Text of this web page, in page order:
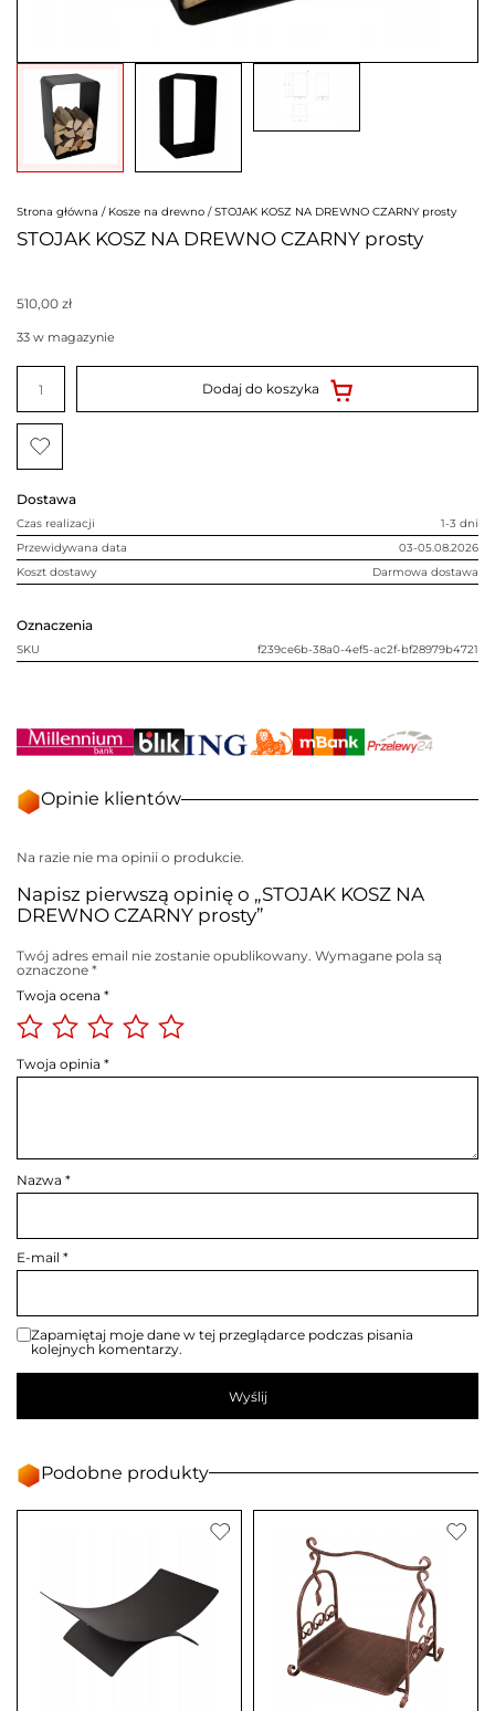
Strona główna / Kosze na drewno / STOJAK KOSZ NA DREWNO CZARNY prosty
STOJAK KOSZ NA DREWNO CZARNY prosty
Dostawa
Czas realizacji
1-3 dni
Przewidywana data
03-05.08.2026
Koszt dostawy
Darmowa dostawa
Oznaczenia
SKU f239ce6b-38a0-4ef5-ac2f-bf28979b4721
510,00 zł
33 w magazynie
ilość
STOJAK
NA
DREWNO
CZARNY
prosty
Dodaj do koszyka
Opinie klientów
Na razie nie ma opinii o produkcie.
Napisz pierwszą opinię o „STOJAK KOSZ NA
DREWNO CZARNY prosty”
Twój adres email nie zostanie opublikowany. Wymagane pola są
oznaczone *
Twoja ocena *
Twoja opinia *
Nazwa *
E-mail *
Zapamiętaj moje dane w tej przeglądarce podczas pisania
kolejnych komentarzy.
Podobne produkty